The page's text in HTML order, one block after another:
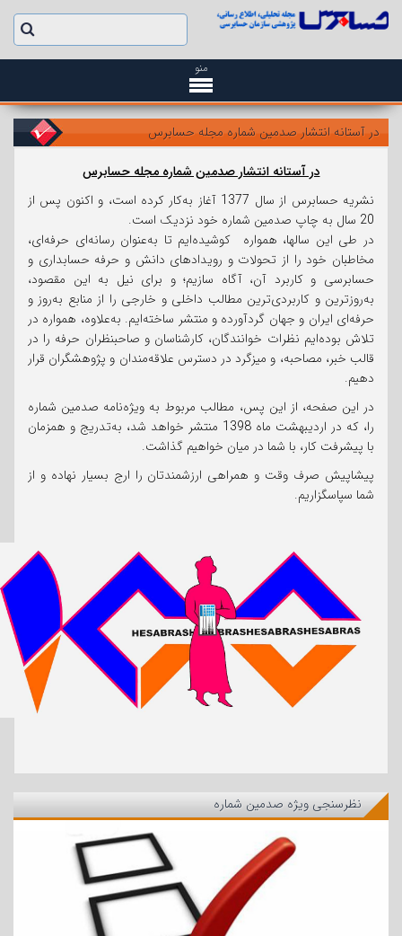
منو
در آستانه انتشار صدمین شماره مجله حسابرس
در آستانه انتشار صدمین شماره مجله حسابرس
نشریه حسابرس از سال 1377 آغاز به‌کار کرده است، و اکنون پس از
20 سال به چاپ صدمین شماره خود نزدیک است.
در طی این سالها، همواره کوشیده‌ایم تا به‌عنوان رسانه‌ای حرفه‌ای،
مخاطبان خود را از تحولات و رویدادهای دانش و حرفه حسابداری و
حسابرسی و کاربرد آن، آگاه سازیم؛ و برای نیل به این مقصود،
به‌روزترین و کاربردی‌ترین مطالب داخلی و خارجی را از منابع به‌روز و
حرفه‌ای ایران و جهان گردآورده و منتشر ساخته‌ایم. به‌علاوه، همواره در
تلاش بوده‌ایم نظرات خوانندگان، کارشناسان و صاحبنظران حرفه را در
قالب خبر، مصاحبه، و میزگرد در دسترس علاقه‌مندان و پژوهشگران قرار
دهیم.
در این صفحه، از این پس، مطالب مربوط به ویژه‌نامه صدمین شماره
را، که در اردیبهشت ماه 1398 منتشر خواهد شد، به‌تدریج و همزمان
با پیشرفت کار، با شما در میان خواهیم گذاشت.
پیشاپیش صرف وقت و همراهی ارزشمندتان را ارج بسیار نهاده و از
شما سپاسگزاریم.
نظرسنجی ویژه صدمین شماره